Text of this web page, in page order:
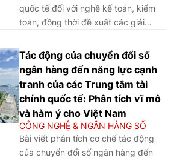
quốc tế đối với nghề kế toán, kiểm
toán, đồng thời đề xuất các giải
chất lượng nguồn nhân lực trong bối
cảnh chuyển đổi số.
Tác động của chuyển đổi số
ngân hàng đến năng lực cạnh
tranh của các Trung tâm tài
chính quốc tế: Phân tích vĩ mô
và hàm ý cho Việt Nam
CÔNG NGHỆ & NGÂN HÀNG SỐ
Bài viết phân tích cơ chế tác động
của chuyển đổi số ngân hàng đến